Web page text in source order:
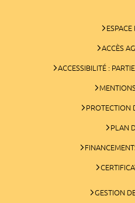
ESPACE
ACCÈS
ACCESSIBILITÉ :
PROTECTION
PLAN
GESTION